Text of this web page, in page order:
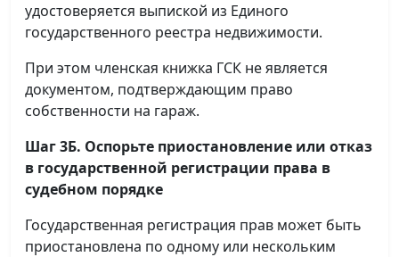
удостоверяется выпиской из Единого
государственного реестра недвижимости.
При этом членская книжка ГСК не является
документом, подтверждающим право
собственности на гараж.
Шаг 3Б. Оспорьте приостановление или отказ
в государственной регистрации права в
судебном порядке
Государственная регистрация прав может быть
приостановлена по одному или нескольким